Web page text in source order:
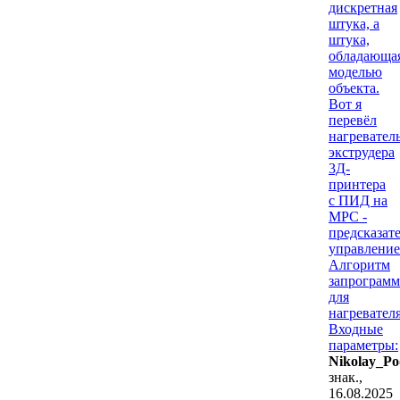
дискретная
штука, а
штука,
моделью
объекта.
Вот я
перевёл
экструдера
3Д-
принтера
с ПИД на
MPC -
Алгоритм
для
Входные
параметры:
Nikolay_Po
знак.,
16.08.2025